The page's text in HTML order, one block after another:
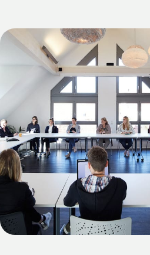
Schulungsräume
Interne Meetings und Kunden
direkt vor Ort.